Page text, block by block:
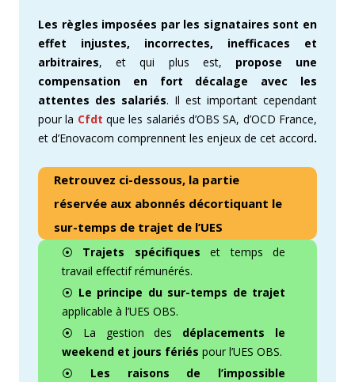
Les règles imposées par les signataires sont en
effet injustes, incorrectes, inefficaces et
arbitraires, et qui plus est, propose une
compensation en fort décalage avec les
attentes des salariés. Il est important cependant
pour la Cfdtque les salariés d’OBS SA, d’OCD France,
et d’Enovacom comprennent les enjeux de cet accord.
Retrouvez ci-dessous, la partie
réservée aux abonnés décortiquant le
sur-temps de trajet de l’UES
⦿ Trajets spécifiques et temps de
travail effectif rémunérés.
⦿ Le principe du sur-temps de trajet
applicable à l’UES OBS.
⦿ La gestion des déplacements le
weekend et jours fériés pour l’UES OBS.
⦿ Les raisons de l’impossible